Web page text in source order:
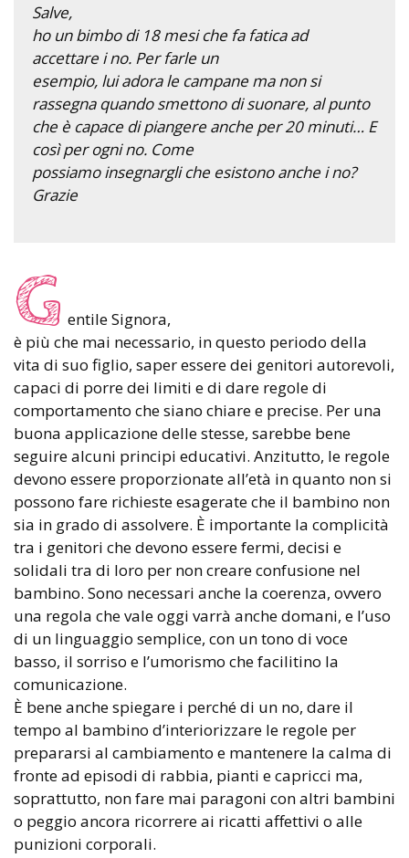
Salve,
ho un bimbo di 18 mesi che fa fatica ad
accettare i no. Per farle un
esempio, lui adora le campane ma non si
rassegna quando smettono di suonare, al punto
che è capace di piangere anche per 20 minuti… E
così per ogni no. Come
possiamo insegnargli che esistono anche i no?
Grazie
G entile Signora,
è più che mai necessario, in questo periodo della
vita di suo figlio, saper essere dei genitori autorevoli,
capaci di porre dei limiti e di dare regole di
comportamento che siano chiare e precise. Per una
buona applicazione delle stesse, sarebbe bene
seguire alcuni principi educativi. Anzitutto, le regole
devono essere proporzionate all’età in quanto non si
possono fare richieste esagerate che il bambino non
sia in grado di assolvere. È importante la complicità
tra i genitori che devono essere fermi, decisi e
solidali tra di loro per non creare confusione nel
bambino. Sono necessari anche la coerenza, ovvero
una regola che vale oggi varrà anche domani, e l’uso
di un linguaggio semplice, con un tono di voce
basso, il sorriso e l’umorismo che facilitino la
comunicazione.
È bene anche spiegare i perché di un no, dare il
tempo al bambino d’interiorizzare le regole per
prepararsi al cambiamento e mantenere la calma di
fronte ad episodi di rabbia, pianti e capricci ma,
soprattutto, non fare mai paragoni con altri bambini
o peggio ancora ricorrere ai ricatti affettivi o alle
punizioni corporali.